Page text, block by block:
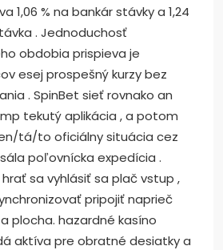
1,06 % na bankár stávky a 1,24
. Jednoduchosť
obdobia prispieva je
esej prospešný kurzy bez
. SpinBet sieť rovnako an
tekutý aplikácia , a potom
tá/to oficiálny situácia cez
poľovnícka expedícia .
sa vyhlásiť sa plač vstup ,
pripojiť naprieč
plocha. hazardné kasíno
aktíva pre obratné desiatky a